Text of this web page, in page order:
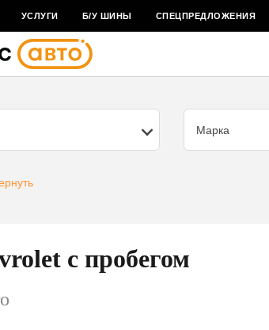
УСЛУГИ Б/У ШИНЫ СПЕЦПРЕДЛОЖЕНИЯ
Марка
с пробегом